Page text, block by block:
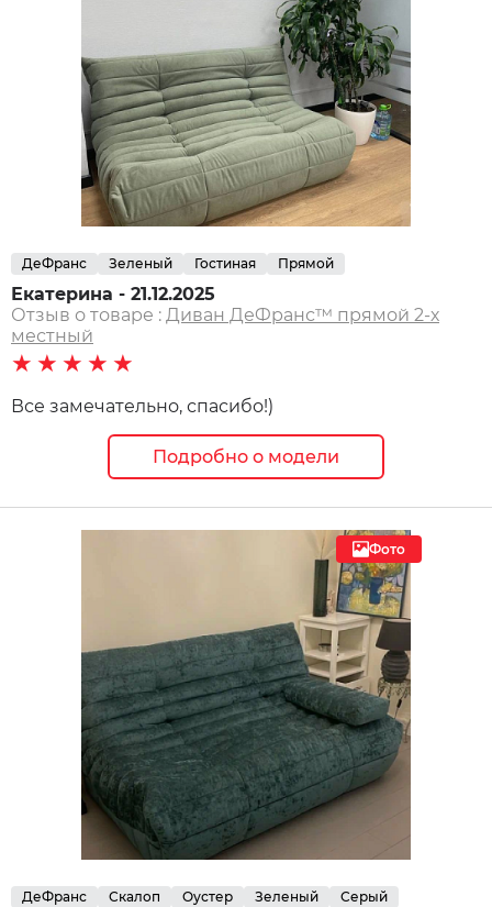
ДеФранс Зеленый Гостиная Прямой
Екатерина - 21.12.2025
Отзыв о товаре : Диван ДеФранс™️ прямой 2-х
местный
★★★★★
Все замечательно, спасибо!)
Подробно о модели
Фото
ДеФранс Скалоп Оустер Зеленый
Серый